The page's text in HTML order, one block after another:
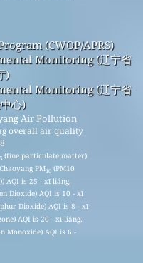
(CWOP/APRS)
Monitoring (辽宁省
)
Monitoring (辽宁省
心)
Air Pollution
overall air quality
(fine particulate matter)
PM10(PM10
AQI is 25 - xī liáng,
Dioxide) AQI is 10 - xī
Dioxide) AQI is 8 - xī
AQI is 20 - xī liáng,
Monoxide) AQI is 6 -